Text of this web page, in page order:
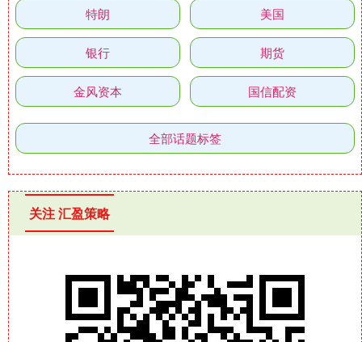
特朗 美国
银行 期货
金风资本 国信配资
全部话题标签
关注 汇盈策略